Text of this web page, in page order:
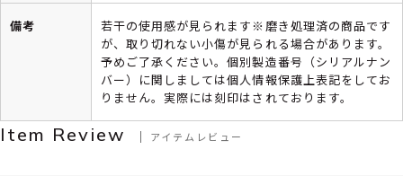
備考
若干の使用感が見られます※磨き処理済の商品です
が、取り切れない小傷が見られる場合があります。
予めご了承ください。個別製造番号（シリアルナン
バー）に関しましては個人情報保護上表記をしてお
りません。実際には刻印はされております。
Item Review アイテムレビュー